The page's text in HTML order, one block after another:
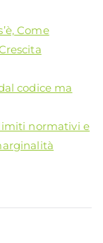
Come
codice ma
normativi e